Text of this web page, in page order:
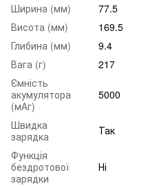
Ширина (мм)
77.5
Висота (мм)
169.5
Глибина (мм)
9.4
Вага (г)
217
Ємність
акумулятора
(мАг)
5000
Швидка
зарядка
Так
Функція
бездротової
зарядки
Ні